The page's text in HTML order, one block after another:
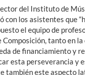
del Instituto de
con los asistentes que
el equipo de
tanto en
de financiamiento y
esta perseverancia y
también este aspecto